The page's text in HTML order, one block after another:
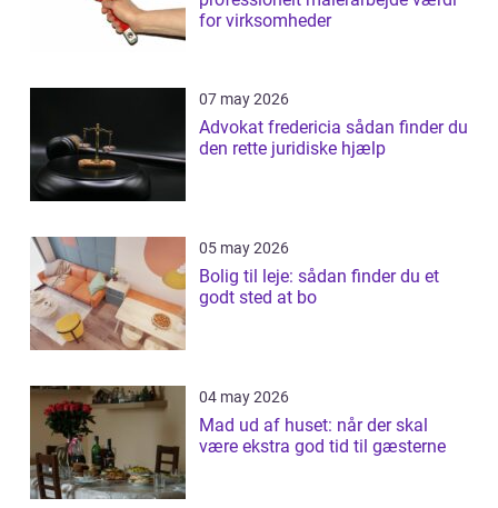
for virksomheder
07 may 2026
Advokat fredericia sådan finder du
den rette juridiske hjælp
05 may 2026
Bolig til leje: sådan finder du et
godt sted at bo
04 may 2026
Mad ud af huset: når der skal
være ekstra god tid til gæsterne